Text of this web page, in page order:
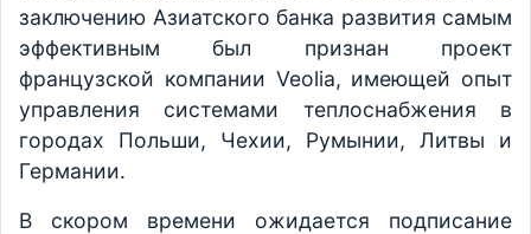
заключению Азиатского банка развития самым
эффективным был признан проект
французской компании Veolia, имеющей опыт
управления системами теплоснабжения в
городах Польши, Чехии, Румынии, Литвы и
Германии.
В скором времени ожидается подписание